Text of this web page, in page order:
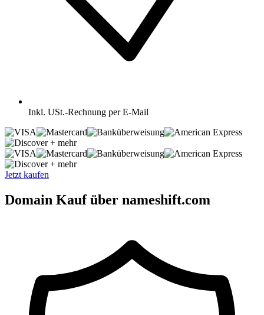
Inkl. USt.-Rechnung per E-Mail
+ mehr
+ mehr
Jetzt kaufen
Domain Kauf über nameshift.com